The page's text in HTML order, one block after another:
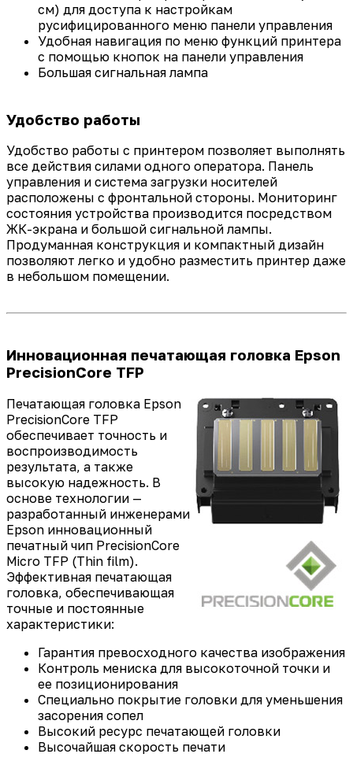
см) для доступа к настройкам
русифицированного меню панели управления
Удобная навигация по меню функций принтера
с помощью кнопок на панели управления
Большая сигнальная лампа
Удобство работы
Удобство работы с принтером позволяет выполнять
все действия силами одного оператора. Панель
управления и система загрузки носителей
расположены с фронтальной стороны. Мониторинг
состояния устройства производится посредством
ЖК-экрана и большой сигнальной лампы.
Продуманная конструкция и компактный дизайн
позволяют легко и удобно разместить принтер даже
в небольшом помещении.
Инновационная печатающая головка Epson
PrecisionCore TFP
Печатающая головка Epson
PrecisionCore TFP
обеспечивает точность и
воспроизводимость
результата, а также
высокую надежность. В
основе технологии —
разработанный инженерами
Epson инновационный
печатный чип PrecisionCore
Micro TFP (Thin film).
Эффективная печатающая
головка, обеспечивающая
точные и постоянные
характеристики:
Гарантия превосходного качества изображения
Контроль мениска для высокоточной точки и
ее позиционирования
Специально покрытие головки для уменьшения
засорения сопел
Высокий ресурс печатающей головки
Высочайшая скорость печати